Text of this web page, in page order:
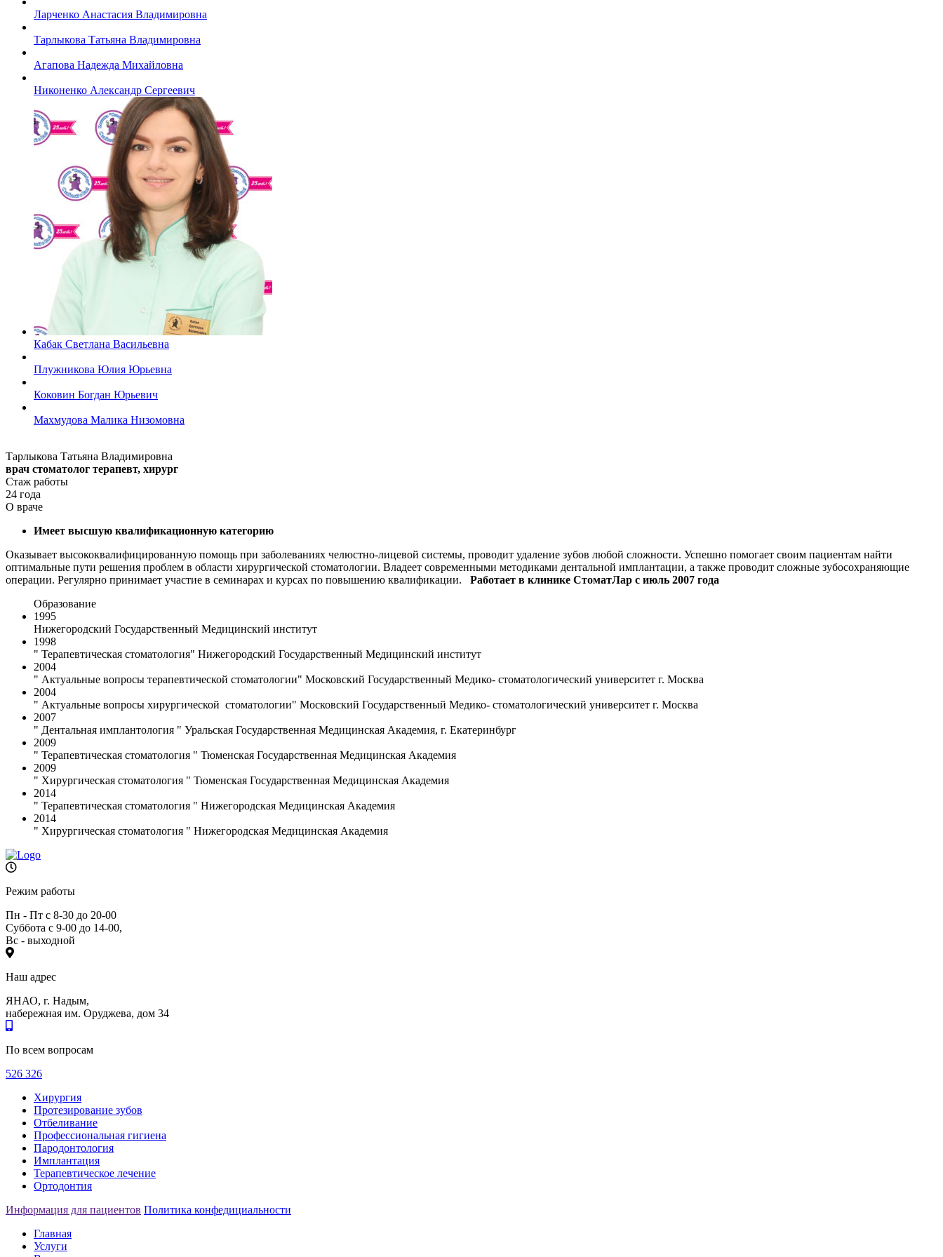
Ларченко Анастасия Владимировна
Тарлыкова Татьяна Владимировна
Агапова Надежда Михайловна
Никоненко Александр Сергеевич
Кабак Светлана Васильевна
Плужникова Юлия Юрьевна
Коковин Богдан Юрьевич
Махмудова Малика Низомовна
Тарлыкова Татьяна Владимировна
врач стоматолог терапевт, хирург
Стаж работы
24 года
О враче
Имеет высшую квалификационную категорию
Оказывает высококвалифицированную помощь при заболеваниях челюстно-лицевой системы, проводит удаление зубов любой сложности. Успешно помогает своим пациентам найти
оптимальные пути решения проблем в области хирургической стоматологии. Владеет современными методиками дентальной имплантации, а также проводит сложные зубосохраняющие
операции. Регулярно принимает участие в семинарах и курсах по повышению квалификации. Работает в клинике СтоматЛар с июль 2007 года
Образование
1995
Нижегородский Государственный Медицинский институт
1998
" Терапевтическая стоматология" Нижегородский Государственный Медицинский институт
2004
" Актуальные вопросы терапевтической стоматологии" Московский Государственный Медико- стоматологический университет г. Москва
2004
" Актуальные вопросы хирургической стоматологии" Московский Государственный Медико- стоматологический университет г. Москва
2007
" Дентальная имплантология " Уральская Государственная Медицинская Академия, г. Екатеринбург
2009
" Терапевтическая стоматология " Тюменская Государственная Медицинская Академия
2009
" Хирургическая стоматология " Тюменская Государственная Медицинская Академия
2014
" Терапевтическая стоматология " Нижегородская Медицинская Академия
2014
" Хирургическая стоматология " Нижегородская Медицинская Академия
Режим работы
Пн - Пт с 8-30 до 20-00
Суббота с 9-00 до 14-00,
Вс - выходной
Наш адрес
ЯНАО, г. Надым,
набережная им. Оруджева, дом 34
По всем вопросам
526 326
Хирургия
Протезирование зубов
Отбеливание
Профессиональная гигиена
Пародонтология
Имплантация
Терапевтическое лечение
Ортодонтия
Информация для пациентов Политика конфедициальности
Главная
Услуги